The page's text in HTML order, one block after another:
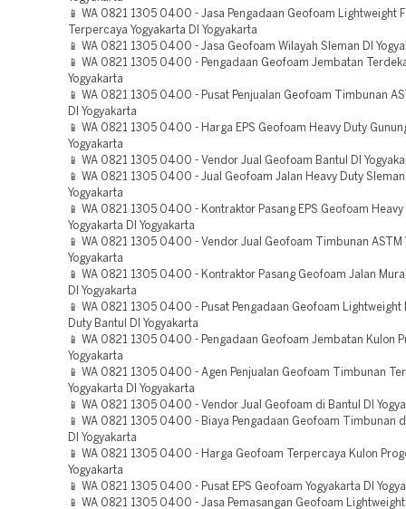
📱 WA 0821 1305 0400 - Jasa Pengadaan Geofoam Lightweight
Terpercaya Yogyakarta DI Yogyakarta
📱 WA 0821 1305 0400 - Jasa Geofoam Wilayah Sleman DI
📱 WA 0821 1305 0400 - Pengadaan Geofoam Jembatan
Yogyakarta
📱 WA 0821 1305 0400 - Pusat Penjualan Geofoam Timbunan
DI Yogyakarta
📱 WA 0821 1305 0400 - Harga EPS Geofoam Heavy Duty
Yogyakarta
📱 WA 0821 1305 0400 - Vendor Jual Geofoam Bantul DI
📱 WA 0821 1305 0400 - Jual Geofoam Jalan Heavy Duty Sleman
Yogyakarta
📱 WA 0821 1305 0400 - Kontraktor Pasang EPS Geofoam Heavy
Yogyakarta DI Yogyakarta
📱 WA 0821 1305 0400 - Vendor Jual Geofoam Timbunan ASTM
Yogyakarta
📱 WA 0821 1305 0400 - Kontraktor Pasang Geofoam Jalan
DI Yogyakarta
📱 WA 0821 1305 0400 - Pusat Pengadaan Geofoam Lightweight
Duty Bantul DI Yogyakarta
📱 WA 0821 1305 0400 - Pengadaan Geofoam Jembatan Kulon
Yogyakarta
📱 WA 0821 1305 0400 - Agen Penjualan Geofoam Timbunan
Yogyakarta DI Yogyakarta
📱 WA 0821 1305 0400 - Vendor Jual Geofoam di Bantul DI
📱 WA 0821 1305 0400 - Biaya Pengadaan Geofoam Timbunan
DI Yogyakarta
📱 WA 0821 1305 0400 - Harga Geofoam Terpercaya Kulon
Yogyakarta
📱 WA 0821 1305 0400 - Pusat EPS Geofoam Yogyakarta DI
📱 WA 0821 1305 0400 - Jasa Pemasangan Geofoam